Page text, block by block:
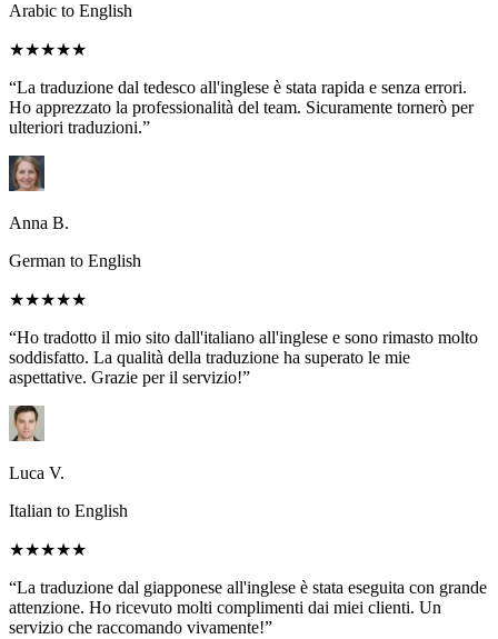
Arabic to English
★★★★★
“La traduzione dal tedesco all'inglese è stata rapida e senza errori.
Ho apprezzato la professionalità del team. Sicuramente tornerò per
ulteriori traduzioni.”
Anna B.
German to English
★★★★★
“Ho tradotto il mio sito dall'italiano all'inglese e sono rimasto molto
soddisfatto. La qualità della traduzione ha superato le mie
aspettative. Grazie per il servizio!”
Luca V.
Italian to English
★★★★★
“La traduzione dal giapponese all'inglese è stata eseguita con grande
attenzione. Ho ricevuto molti complimenti dai miei clienti. Un
servizio che raccomando vivamente!”